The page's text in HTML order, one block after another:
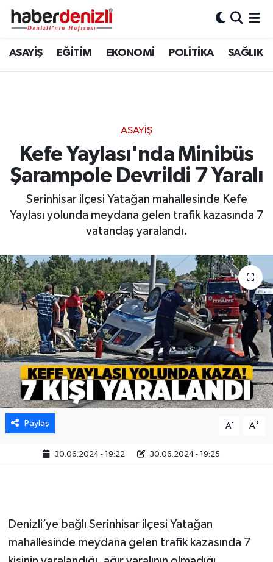
ASAYİŞ EĞİTİM EKONOMİ POLİTİKA SAĞLIK
ASAYİŞ
Kefe Yaylası'nda Minibüs
Şarampole Devrildi 7 Yaralı
Serinhisar ilçesi Yatağan mahallesinde Kefe
Yaylası yolunda meydana gelen trafik kazasında 7
vatandaş yaralandı.
Paylaş A- A+
30.06.2024 - 19:22 30.06.2024 - 19:25
Denizli’ye bağlı Serinhisar ilçesi Yatağan
mahallesinde meydana gelen trafik kazasında 7
Denizli Nöbetçi Eczaneler
Tüm Manşetler
Son Dakika Haberleri
Haber Arşivi